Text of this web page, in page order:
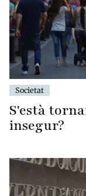
Societat
S'està
insegur?